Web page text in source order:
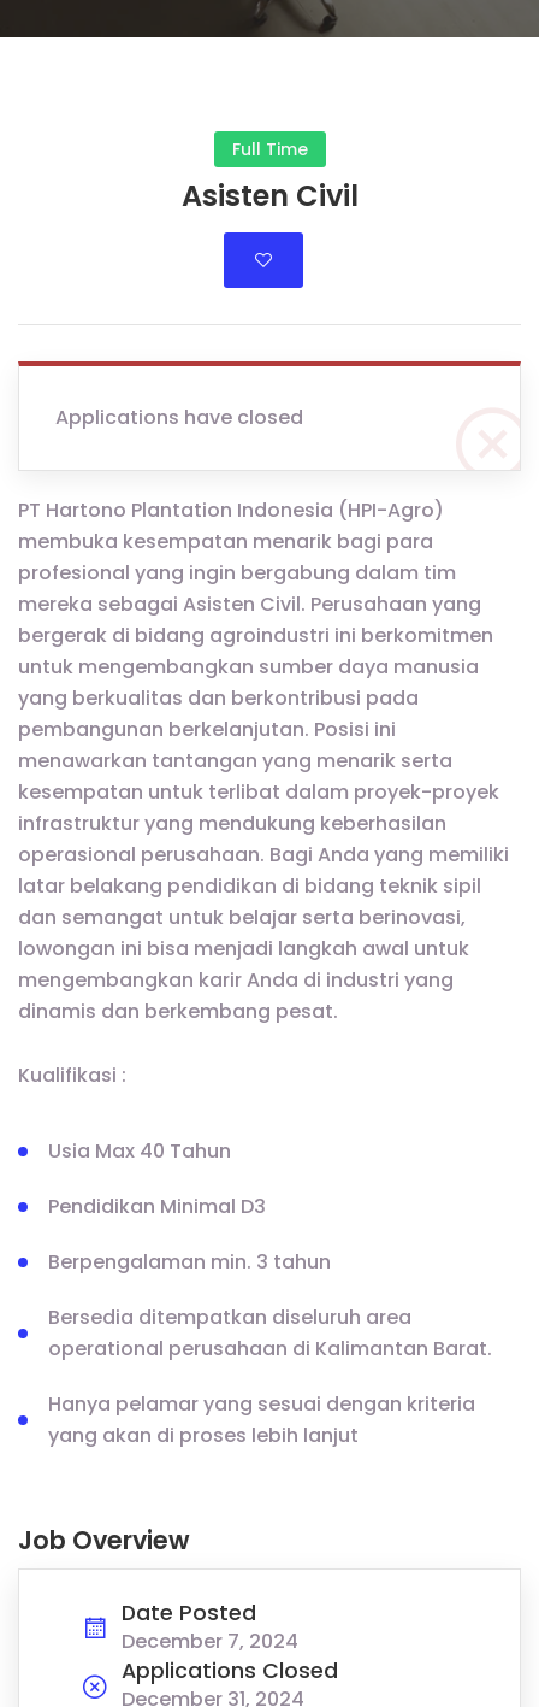
Full Time
Asisten Civil
Applications have closed
PT Hartono Plantation Indonesia (HPI-Agro)
membuka kesempatan menarik bagi para
profesional yang ingin bergabung dalam tim
mereka sebagai Asisten Civil. Perusahaan yang
bergerak di bidang agroindustri ini berkomitmen
untuk mengembangkan sumber daya manusia
yang berkualitas dan berkontribusi pada
pembangunan berkelanjutan. Posisi ini
menawarkan tantangan yang menarik serta
kesempatan untuk terlibat dalam proyek-proyek
infrastruktur yang mendukung keberhasilan
operasional perusahaan. Bagi Anda yang memiliki
latar belakang pendidikan di bidang teknik sipil
dan semangat untuk belajar serta berinovasi,
lowongan ini bisa menjadi langkah awal untuk
mengembangkan karir Anda di industri yang
dinamis dan berkembang pesat.
Kualifikasi :
Usia Max 40 Tahun
Pendidikan Minimal D3
Berpengalaman min. 3 tahun
Bersedia ditempatkan diseluruh area
operational perusahaan di Kalimantan Barat.
Hanya pelamar yang sesuai dengan kriteria
yang akan di proses lebih lanjut
Job Overview
Date Posted
December 7, 2024
Applications Closed
December 31, 2024